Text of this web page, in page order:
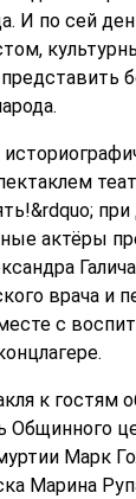
И по сей
актёры
врача и
с
к гостям
Общинного
Марк
Марина